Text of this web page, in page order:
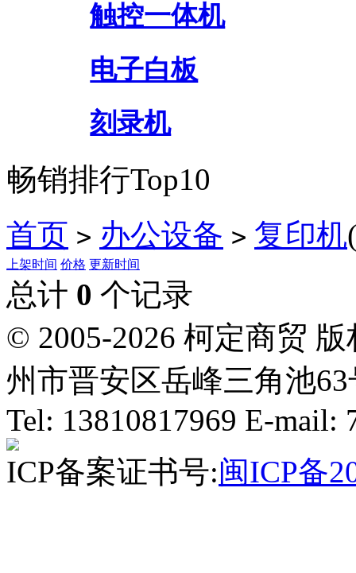
触控一体机
电子白板
刻录机
畅销排行Top10
首页 > 办公设备 > 复印机
上架时间 价格 更新时间
总计 0 个记录
© 2005-2026 柯定商贸
州市晋安区岳峰三角池
Tel: 13810817969 E-mail:
ICP备案证书号:闽ICP备